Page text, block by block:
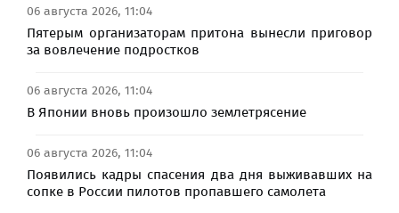
06 августа 2026, 11:04
Пятерым организаторам притона вынесли приговор
за вовлечение подростков
06 августа 2026, 11:04
В Японии вновь произошло землетрясение
06 августа 2026, 11:04
Появились кадры спасения два дня выживавших на
сопке в России пилотов пропавшего самолета